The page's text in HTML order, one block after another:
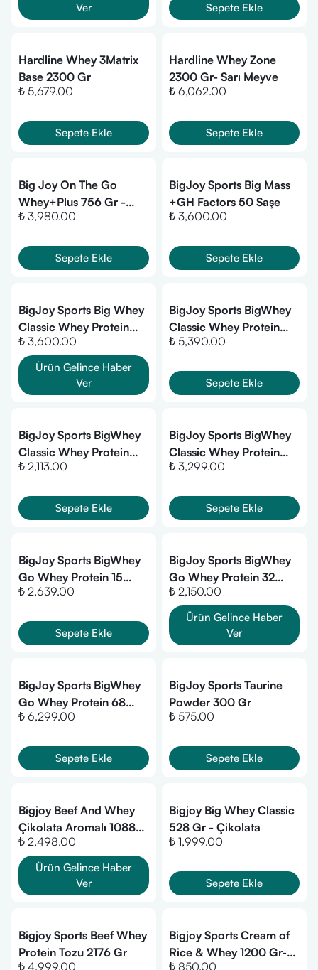
Ver
Sepete Ekle
Hardline Whey 3Matrix
Base 2300 Gr
₺ 5,679.00
Sepete Ekle
Hardline Whey Zone
2300 Gr- Sarı Meyve
₺ 6,062.00
Sepete Ekle
Big Joy On The Go
Whey+Plus 756 Gr -
Çikolata
₺ 3,980.00
Sepete Ekle
BigJoy Sports Big Mass
+GH Factors 50 Saşe
₺ 3,600.00
Sepete Ekle
BigJoy Sports Big Whey
Classic Whey Protein
2376 Gr
₺ 3,600.00
Ürün Gelince Haber
Ver
BigJoy Sports BigWhey
Classic Whey Protein
2376 Gr - Antep Fıstıklı
₺ 5,390.00
Sepete Ekle
BigJoy Sports BigWhey
Classic Whey Protein
495 Gr - Bisküvi
₺ 2,113.00
Sepete Ekle
BigJoy Sports BigWhey
Classic Whey Protein
990 Gr - Antep Fıstıklı
₺ 3,299.00
Sepete Ekle
BigJoy Sports BigWhey
Go Whey Protein 15
Şase - Çilek
₺ 2,639.00
Sepete Ekle
BigJoy Sports BigWhey
Go Whey Protein 32
Şase - Mix
₺ 2,150.00
Ürün Gelince Haber
Ver
BigJoy Sports BigWhey
Go Whey Protein 68
Şase - Mix
₺ 6,299.00
Sepete Ekle
BigJoy Sports Taurine
Powder 300 Gr
₺ 575.00
Sepete Ekle
Bigjoy Beef And Whey
Çikolata Aromalı 1088
gr
₺ 2,498.00
Ürün Gelince Haber
Ver
Bigjoy Big Whey Classic
528 Gr - Çikolata
₺ 1,999.00
Sepete Ekle
Bigjoy Sports Beef Whey
Protein Tozu 2176 Gr
₺ 4,999.00
Bigjoy Sports Cream of
Rice & Whey 1200 Gr-
₺ 850.00